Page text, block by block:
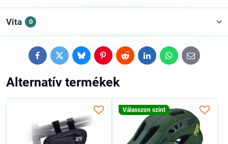
Vita 0
FacebookTwitterBlueskyPinterestRedditLinkedInWhatsApp
E-
mail
Alternatív termékek
Válasszon szint